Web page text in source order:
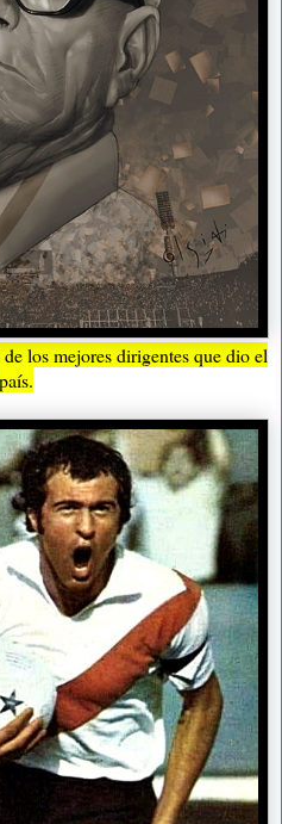
los mejores dirigentes que dio el
país.